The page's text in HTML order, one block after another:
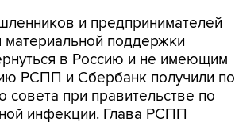
и предпринимателей
поддержки
в Россию и не имеющим
РСПП и Сбербанк получили по
совета при правительстве по
инфекции. Глава РСПП